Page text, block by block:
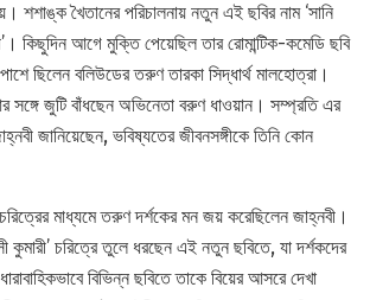
শশাঙ্ক খৈতানের পরিচালনায় নতুন এই ছবির নাম ‘সানি
কিছুদিন আগে মুক্তি পেয়েছিল তার রোমান্টিক-কমেডি ছবি
পাশে ছিলেন বলিউডের তরুণ তারকা সিদ্ধার্থ মালহোত্রা।
সঙ্গে জুটি বাঁধছেন অভিনেতা বরুণ ধাওয়ান। সম্প্রতি এর
জানিয়েছেন, ভবিষ্যতের জীবনসঙ্গীকে তিনি কোন
চরিত্রের মাধ্যমে তরুণ দর্শকের মন জয় করেছিলেন জাহ্নবী।
কুমারী’ চরিত্রে তুলে ধরছেন এই নতুন ছবিতে, যা দর্শকদের
বিভিন্ন ছবিতে তাকে বিয়ের আসরে দেখা